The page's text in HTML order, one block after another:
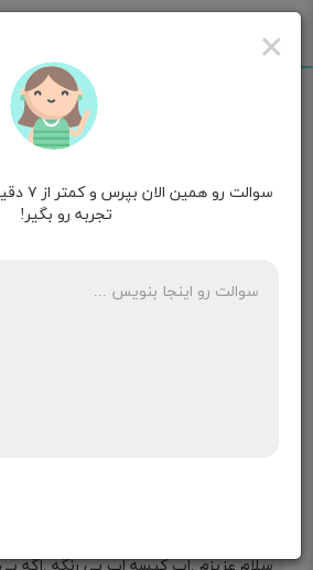
مامان ماهلین ۲ سالگی
ترشح من به رنگ سفید و مثل آب
×
سوالت
تجربه رو بگیر!